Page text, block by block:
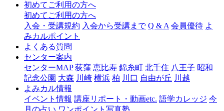
初めてご利用の方へ
初めてご利用の方へ
入会・受講規約 入会から受講まで Q & A 会員優待 よ
みカルポイント
よくある質問
センター案内
センターMAP 荻窪 恵比寿 錦糸町 北千住 八王子 昭和
記念公園 大森 川崎 横浜 柏 川口 自由が丘 川越
よみカル情報
イベント情報 講座リポート・動画etc. 語学カレッジ 今
月の占い ワンポイント写真塾